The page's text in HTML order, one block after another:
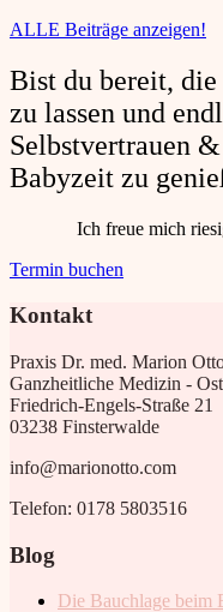
ALLE Beiträge anzeigen!
Bist du bereit,
zu lassen und
Selbstvertrauen
Babyzeit zu
Ich freue mich
Termin buchen
Kontakt
Praxis Dr. med. Marion
Ganzheitliche Medizin -
Friedrich-Engels-Straße 21
03238 Finsterwalde
info@marionotto.com
Telefon: 0178 5803516
Blog
Die Bauchlage beim